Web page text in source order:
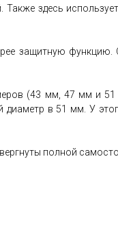
здесь
защитную
(43 мм, 47 мм и
в 51 мм. У
полной